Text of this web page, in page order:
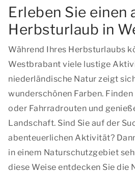
Erleben Sie einen
Herbsturlaub in
Während Ihres Herbsturlaubs
Westbrabant viele lustige
niederländische Natur zeigt
wunderschönen Farben.
oder Fahrradrouten und
Landschaft. Sind Sie auf der
abenteuerlichen Aktivität?
in einem Naturschutzgebiet
diese Weise entdecken Sie die